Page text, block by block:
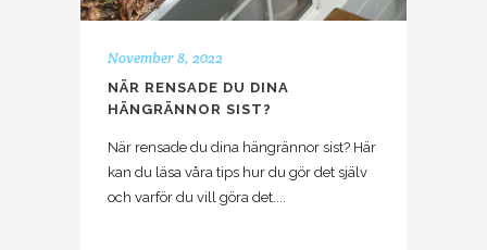
November 8, 2022
NÄR RENSADE DU DINA
HÄNGRÄNNOR SIST?
När rensade du dina hängrännor sist? Här
kan du läsa våra tips hur du gör det själv
och varför du vill göra det....